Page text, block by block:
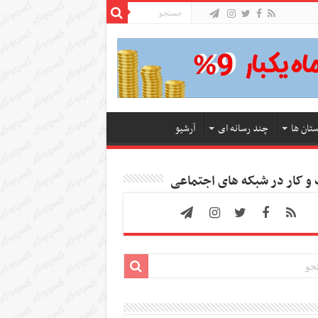
ها چند رسانه ای آرشیو
کار در شبکه های اجتماعی